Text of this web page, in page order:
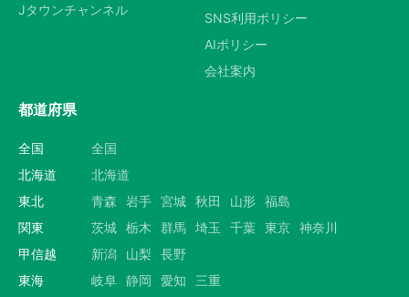
Jタウンチャンネル
SNS利用ポリシー
AIポリシー
会社案内
都道府県
全国
全国
北海道
北海道
東北
青森 岩手 宮城 秋田 山形 福島
関東
茨城 栃木 群馬 埼玉 千葉 東京 神奈川
甲信越
新潟 山梨
長野
東海
岐阜 静岡 愛知
三重